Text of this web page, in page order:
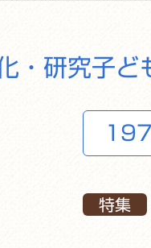
・研究子ど
特集